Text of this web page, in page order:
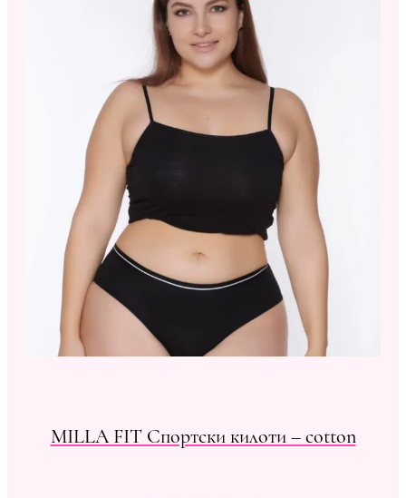
MILLA FIT Спортски килоти – cotton